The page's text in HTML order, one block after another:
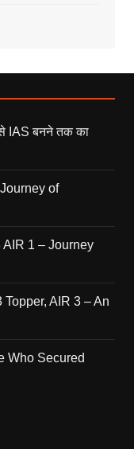
IAS बनने तक का
of
1 – Journey
AIR 3 – An
Who Secured